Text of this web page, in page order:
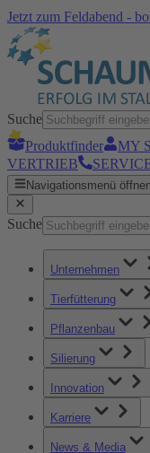
Jetzt zum Feldabend -
Suche
Produktfinder
MY
VERTRIEB
Navigationsmenü
Suche
Unternehmen
Tierfütterung
Pflanzenbau
Silierung
Innovation
Karriere
News & Media